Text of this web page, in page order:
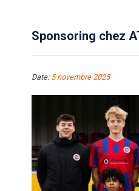
Sponsoring chez
Date: 5 novembre 2025